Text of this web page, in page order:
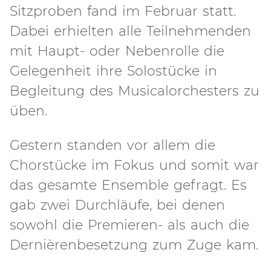
Sitzproben fand im Februar statt.
Dabei erhielten alle Teilnehmenden
mit Haupt- oder Nebenrolle die
Gelegenheit ihre Solostücke in
Begleitung des Musicalorchesters zu
üben.
Gestern standen vor allem die
Chorstücke im Fokus und somit war
das gesamte Ensemble gefragt. Es
gab zwei Durchläufe, bei denen
sowohl die Premieren- als auch die
Dernièrenbesetzung zum Zuge kam.